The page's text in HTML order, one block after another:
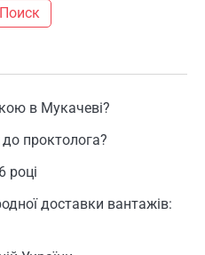
в Мукачеві?
проктолога?
році
доставки вантажів: